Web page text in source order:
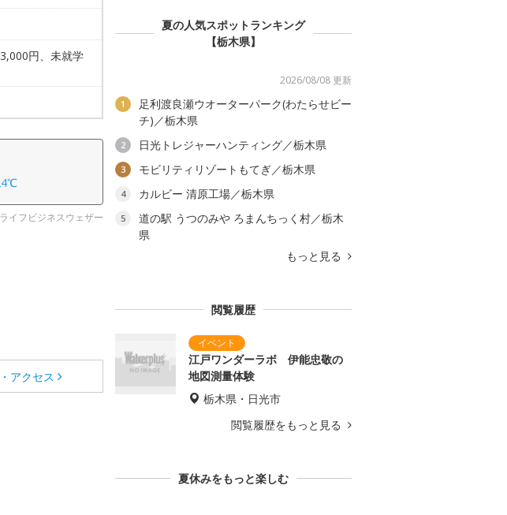
円、未就学
イフビジネスウェザー
アクセス
夏の人気スポットランキング
【栃木県】
2026/08/08 更新
1
足利渡良瀬ウオーターパーク(わたらせビー
チ)／栃木県
2 日光トレジャーハンティング／栃木県
3 モビリティリゾートもてぎ／栃木県
4 カルビー 清原工場／栃木県
5
道の駅 うつのみや ろまんちっく村／栃木
県
もっと見る
閲覧履歴
江戸ワンダーラボ 伊能忠敬の
地図測量体験
栃木県・日光市
閲覧履歴をもっと見る
夏休みをもっと楽しむ